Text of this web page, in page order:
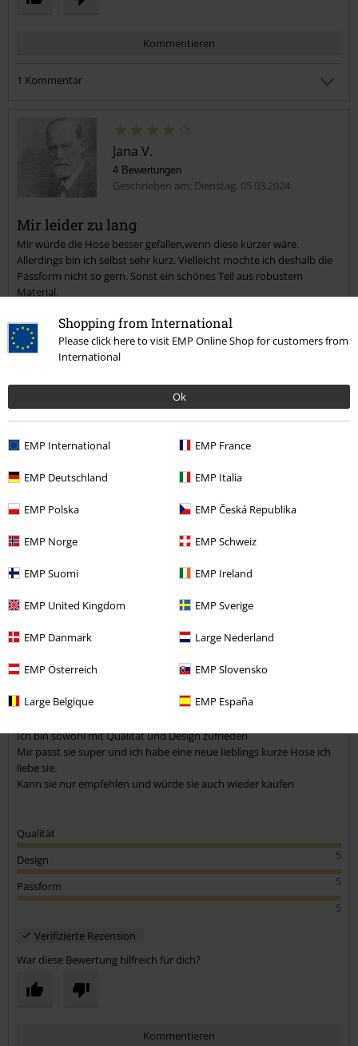
Shopping from International
Please click here to visit EMP Online Shop for customers from
International
Ok
EMP International EMP France
EMP Deutschland EMP Italia
EMP Polska EMP Česká Republika
EMP Norge EMP Schweiz
EMP Suomi EMP Ireland
EMP United Kingdom EMP Sverige
EMP Danmark Large Nederland
EMP Österreich EMP Slovensko
Large Belgique EMP España
Kommentieren
1 Kommentar
Geschrieben am: Sonntag, 28.07.2024 10:25:06
Ging mir genauso.
War dieser Kommentar hilfreich für dich?
Jana V.
4 Bewertungen
Geschrieben am: Dienstag, 05.03.2024
Mir leider zu lang
Mir würde die Hose besser gefallen,wenn diese kürzer wäre.
Allerdings bin ich selbst sehr kurz. Vielleicht mochte ich deshalb die
Passform nicht so gern. Sonst ein schönes Teil aus robustem
Material.
Qualität
4
Verifizierte Rezension
War diese Bewertung hilfreich für dich?
Kommentieren
Kommentar jetzt abschicken!
Jessica H.
Körpergröße in Meter: 1.66
Ich bin sowohl mit Qualität und Design zufrieden
Mir passt sie super und ich habe eine neue lieblings kurze Hose ich
liebe sie.
Kann sie nur empfehlen und würde sie auch wieder kaufen
Qualität
5
Design
5
Passform
5
Verifizierte Rezension
War diese Bewertung hilfreich für dich?
Kommentieren